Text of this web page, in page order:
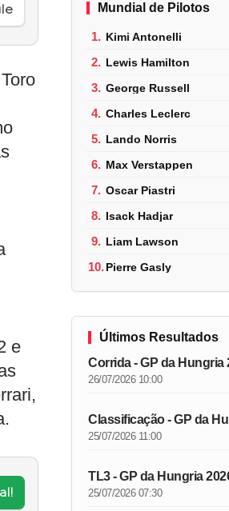
e
Mundial de Pilotos
1. Kimi Antonelli
2. Lewis Hamilton
3. George Russell
4. Charles Leclerc
5. Lando Norris
6. Max Verstappen
7. Oscar Piastri
8. Isack Hadjar
9. Liam Lawson
10.Pierre Gasly
Últimos Resultados
Corrida - GP da Hungria
26/07/2026 10:00
Classificação - GP da
25/07/2026 11:00
TL3 - GP da Hungria
25/07/2026 07:30